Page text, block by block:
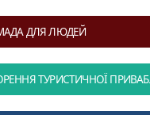
ДЛЯ ЛЮДЕЙ
ТУРИСТИЧНОЇ